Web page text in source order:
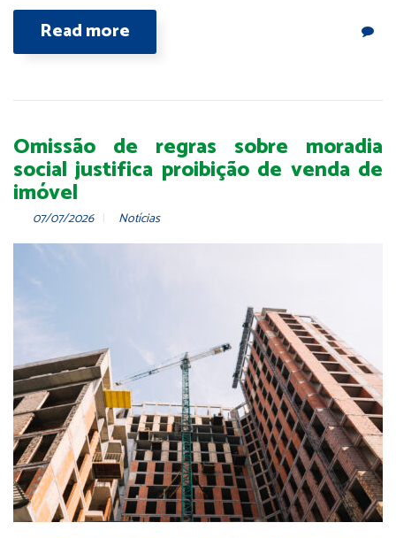
Read more
Omissão de regras sobre moradia
social justifica proibição de venda de
imóvel
07/07/2026 Notícias